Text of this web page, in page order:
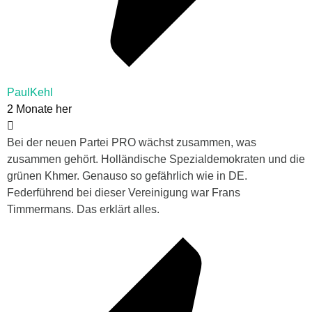
PaulKehl
2 Monate her
Bei der neuen Partei PRO wächst zusammen, was
zusammen gehört. Holländische Spezialdemokraten und die
grünen Khmer. Genauso so gefährlich wie in DE.
Federführend bei dieser Vereinigung war Frans
Timmermans. Das erklärt alles.